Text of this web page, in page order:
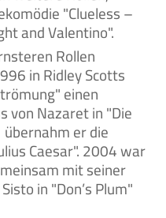
"Clueless –
and Valentino".
Rollen
in Ridley Scotts
einen
von Nazaret in "Die
übernahm er die
Caesar". 2004 war
mit seiner
in "Don’s Plum"